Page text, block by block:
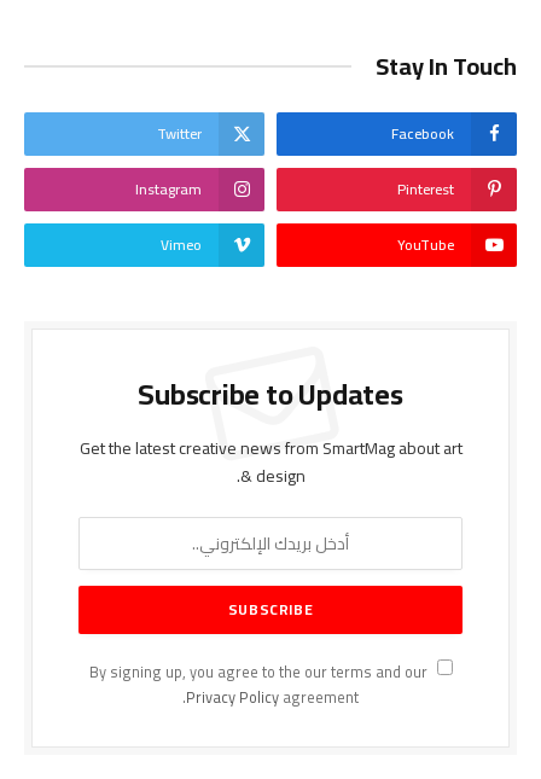
Stay In Touch
Facebook
Twitter
Pinterest
Instagram
YouTube
Vimeo
Subscribe to Updates
Get the latest creative news from SmartMag about art
& design.
By signing up, you agree to the our terms and our
Privacy Policyagreement.